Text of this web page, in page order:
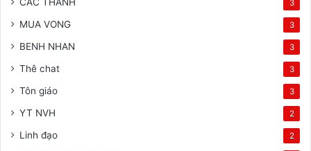
CAC THANH 3
MUA VONG 3
BENH NHAN 3
Thê chat 3
Tôn giáo 3
YT NVH 2
Linh đạo 2